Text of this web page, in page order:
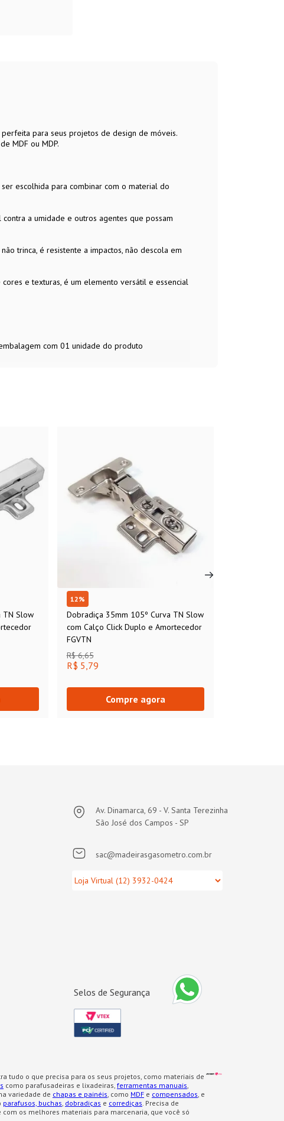
para seus projetos de design de móveis.
MDF ou MDP.
escolhida para combinar com o material do
a umidade e outros agentes que possam
trinca, é resistente a impactos, não descola em
e texturas, é um elemento versátil e essencial
com 01 unidade do produto
TN Slow
12%
Dobradiça 35mm 105º Curva TN Slow
com Calço Click Duplo e Amortecedor
FGVTN
R$ 6,65
R$ 5,79
Compre agora
Av. Dinamarca, 69 - V. Santa Terezinha
São José dos Campos - SP
sac@madeirasgasometro.com.br
Selos de Segurança
tudo o que precisa para os seus projetos, como materiais de
como parafusadeiras e lixadeiras, ferramentas manuais,
variedade de chapas e painéis, como MDF e compensados, e
parafusos, buchas, dobradiças e corrediças. Precisa de
os melhores materiais para marcenaria, que você só